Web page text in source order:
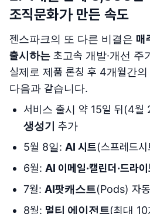
조직문화가 만든 속도
젠스파크의 또 다른 비결은 매
출시하는 초고속 개발·개선 주
실제로 제품 론칭 후 4개월간
다음과 같습니다.
서비스 출시 약 15일 뒤(4월
생성기 추가
5월 8일: AI 시트(스프레드
6월: AI 이메일·캘린더·드라이
7월: AI팟캐스트(Pods) 자
8월: 멀티 에이전트(최대